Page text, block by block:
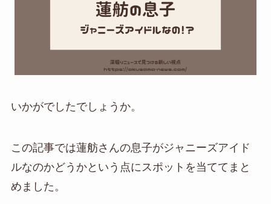
いかがでしたでしょうか。
この記事では蓮舫さんの息子がジャニーズアイド
ルなのかどうかという点にスポットを当ててまと
めました。